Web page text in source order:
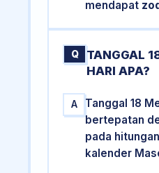
mendapat
Q
TANGGAL
HARI APA?
A
Tanggal 18
bertepatan
pada
kalender